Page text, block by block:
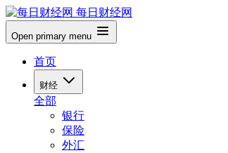
每日财经网
Open primary menu
首页
财经
全部
银行
保险
外汇